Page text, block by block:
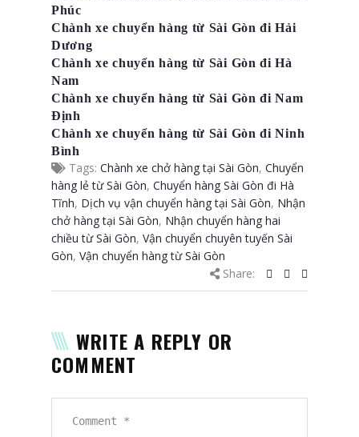
Phúc
Chành xe chuyển hàng từ Sài Gòn đi Hải
Dương
Chành xe chuyển hàng từ Sài Gòn đi Hà
Nam
Chành xe chuyển hàng từ Sài Gòn đi Nam
Định
Chành xe chuyển hàng từ Sài Gòn đi Ninh
Bình
Tags: Chành xe chở hàng tại Sài Gòn, Chuyển
hàng lẻ từ Sài Gòn, Chuyển hàng Sài Gòn đi Hà
Tĩnh, Dịch vụ vận chuyển hàng tại Sài Gòn, Nhận
chở hàng tại Sài Gòn, Nhận chuyển hàng hai
chiều từ Sài Gòn, Vận chuyển chuyên tuyến Sài
Gòn, Vận chuyển hàng từ Sài Gòn
Share:
WRITE A REPLY OR
COMMENT